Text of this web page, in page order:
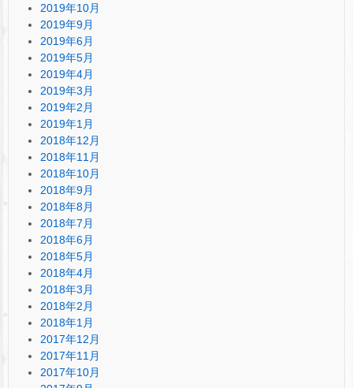
2019年10月
2019年9月
2019年6月
2019年5月
2019年4月
2019年3月
2019年2月
2019年1月
2018年12月
2018年11月
2018年10月
2018年9月
2018年8月
2018年7月
2018年6月
2018年5月
2018年4月
2018年3月
2018年2月
2018年1月
2017年12月
2017年11月
2017年10月